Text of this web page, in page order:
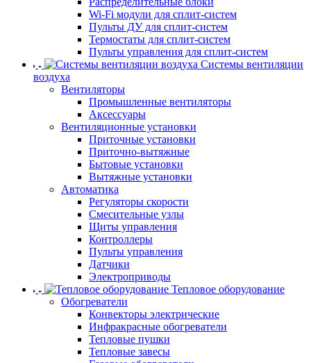
Wi-Fi модули для сплит-систем
Пульты ДУ для сплит-систем
Термостаты для сплит-систем
Пульты управления для сплит-систем
Системы вентиляции
воздуха
Вентиляторы
Промышленные вентиляторы
Аксессуары
Вентиляционные установки
Приточные установки
Приточно-вытяжные
Бытовые установки
Вытяжные установки
Автоматика
Регуляторы скорости
Смесительные узлы
Щиты управления
Контроллеры
Пульты управления
Датчики
Электроприводы
Тепловое оборудование
Обогреватели
Конвекторы электрические
Инфракрасные обогреватели
Тепловые пушки
Тепловые завесы